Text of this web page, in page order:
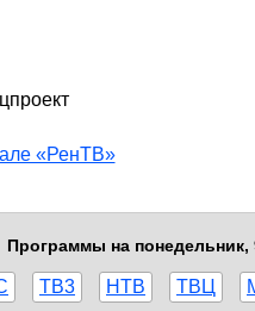
«РенТВ»
Программы на понедельник,
ТВ3 НТВ ТВЦ